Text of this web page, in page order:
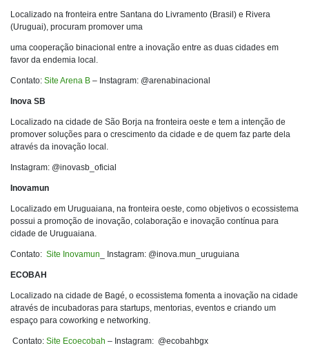
Localizado na fronteira entre Santana do Livramento (Brasil) e Rivera
(Uruguai), procuram promover uma
uma cooperação binacional entre a inovação entre as duas cidades em
favor da endemia local.
Contato: Site Arena B – Instagram: @arenabinacional
Inova SB
Localizado na cidade de São Borja na fronteira oeste e tem a intenção de
promover soluções para o crescimento da cidade e de quem faz parte dela
através da inovação local.
Instagram: @inovasb_oficial
Inovamun
Localizado em Uruguaiana, na fronteira oeste, como objetivos o ecossistema
possui a promoção de inovação, colaboração e inovação contínua para
cidade de Uruguaiana.
Contato: Site Inovamun _ Instagram: @inova.mun_uruguiana
ECOBAH
Localizado na cidade de Bagé, o ecossistema fomenta a inovação na cidade
através de incubadoras para startups, mentorias, eventos e criando um
espaço para coworking e networking.
Contato: Site Ecoecobah – Instagram: @ecobahbgx